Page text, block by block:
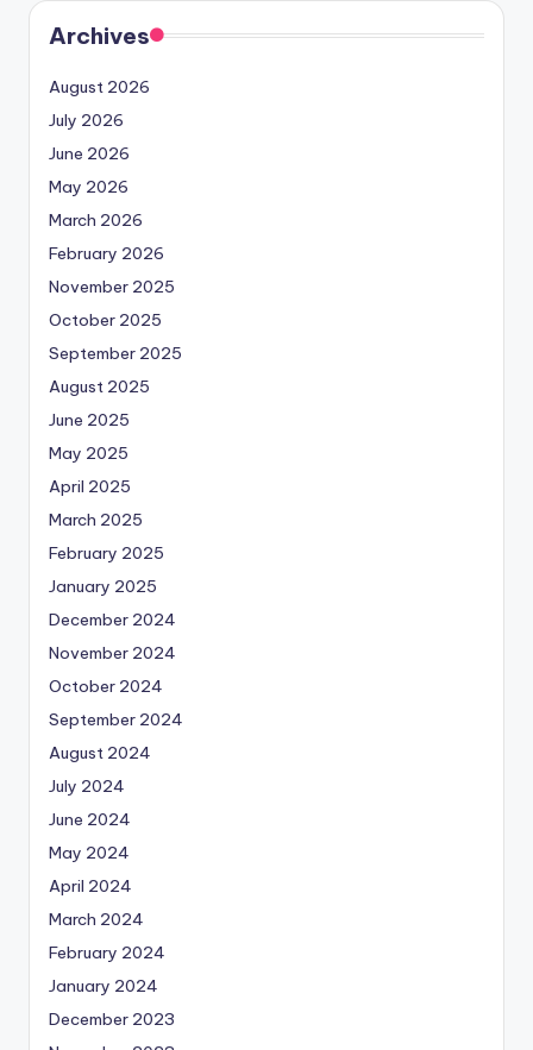
Archives
August 2026
July 2026
June 2026
May 2026
March 2026
February 2026
November 2025
October 2025
September 2025
August 2025
June 2025
May 2025
April 2025
March 2025
February 2025
January 2025
December 2024
November 2024
October 2024
September 2024
August 2024
July 2024
June 2024
May 2024
April 2024
March 2024
February 2024
January 2024
December 2023